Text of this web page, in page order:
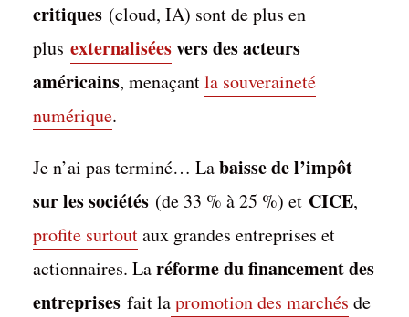
critiques(cloud, IA) sont de plus en
plus externaliséesvers des acteurs
américains, menaçantla souveraineté
numérique.
Je n’ai pas terminé… Labaisse de l’impôt
sur les sociétés(de 33 % à 25 %) et CICE,
profite surtoutaux grandes entreprises et
actionnaires. Laréforme du financement des
entreprisesfait lapromotion des marchés de